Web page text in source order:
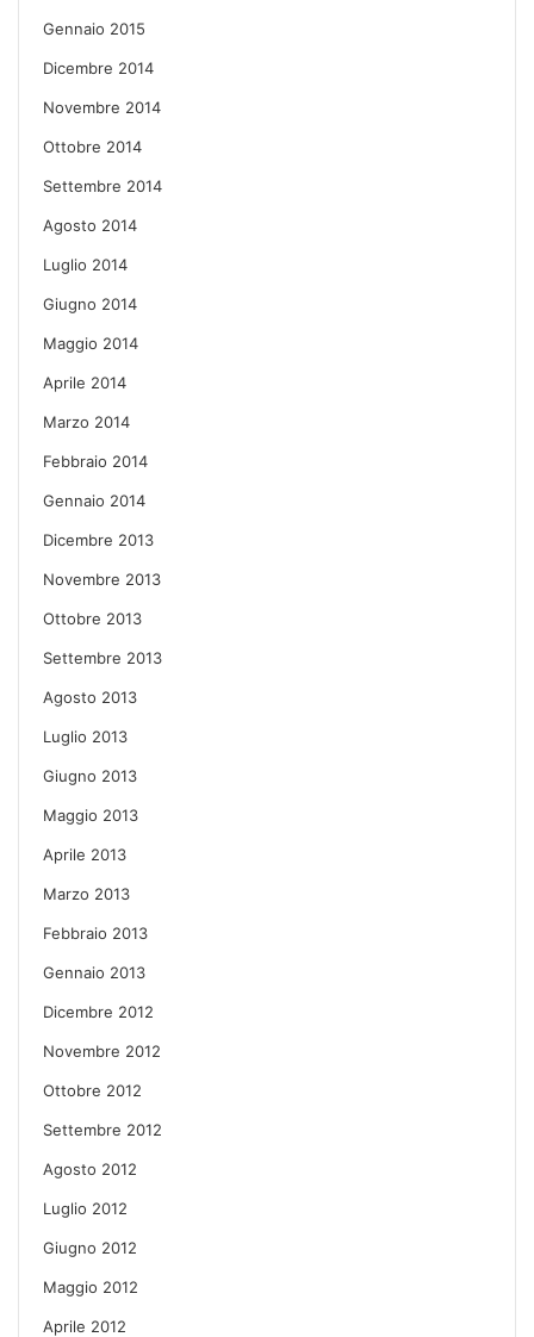
Gennaio 2015
Dicembre 2014
Novembre 2014
Ottobre 2014
Settembre 2014
Agosto 2014
Luglio 2014
Giugno 2014
Maggio 2014
Aprile 2014
Marzo 2014
Febbraio 2014
Gennaio 2014
Dicembre 2013
Novembre 2013
Ottobre 2013
Settembre 2013
Agosto 2013
Luglio 2013
Giugno 2013
Maggio 2013
Aprile 2013
Marzo 2013
Febbraio 2013
Gennaio 2013
Dicembre 2012
Novembre 2012
Ottobre 2012
Settembre 2012
Agosto 2012
Luglio 2012
Giugno 2012
Maggio 2012
Aprile 2012